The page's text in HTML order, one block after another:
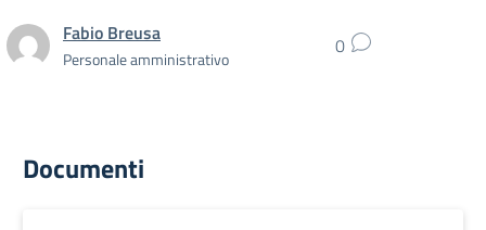
Fabio Breusa
Personale amministrativo 0
Documenti